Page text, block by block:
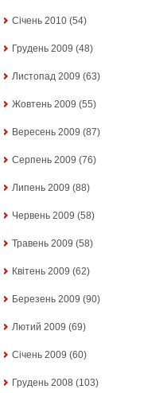
Січень 2010 (54)
Грудень 2009 (48)
Листопад 2009 (63)
Жовтень 2009 (55)
Вересень 2009 (87)
Серпень 2009 (76)
Липень 2009 (88)
Червень 2009 (58)
Травень 2009 (58)
Квітень 2009 (62)
Березень 2009 (90)
Лютий 2009 (69)
Січень 2009 (60)
Грудень 2008 (103)